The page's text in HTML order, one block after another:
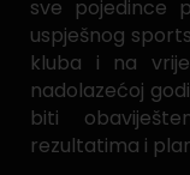
sve pojedince
uspješnog
kluba i na
nadolazećoj
biti
rezultatima i